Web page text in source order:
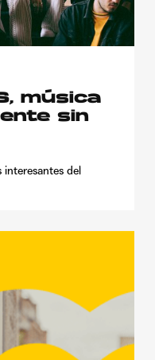
música
sin
interesantes del